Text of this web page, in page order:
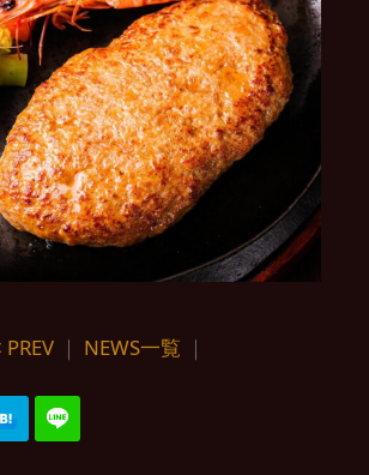
PREV ｜ NEWS一覧 ｜